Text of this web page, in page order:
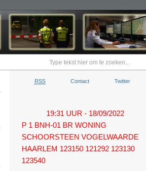
RSS Contact Twitter
19:31 UUR - 18/09/2022
P 1 BNH-01 BR WONING
SCHOORSTEEN VOGELWAARDE
HAARLEM 123150 121292 123130
123540